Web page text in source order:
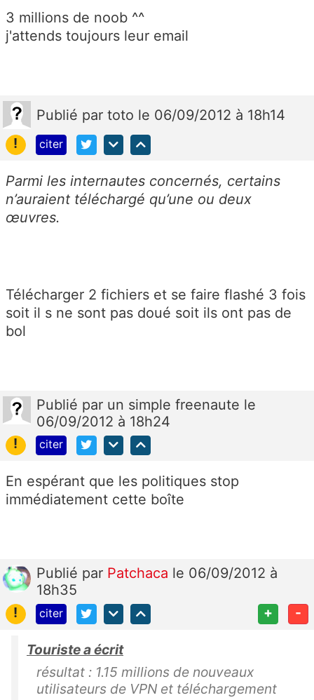
3 millions de noob ^^
j'attends toujours leur email
Publié par toto le 06/09/2012 à 18h14
!
citer
Parmi les internautes concernés, certains
n’auraient téléchargé qu’une ou deux
œuvres.
Télécharger 2 fichiers et se faire flashé 3 fois
soit il s ne sont pas doué soit ils ont pas de
bol
Publié par un simple freenaute le
06/09/2012 à 18h24
!
citer
En espérant que les politiques stop
immédiatement cette boîte
Publié par Patchaca le 06/09/2012 à
18h35
!
citer + -
Touriste a écrit
résultat : 1.15 millions de nouveaux
utilisateurs de VPN et téléchargement